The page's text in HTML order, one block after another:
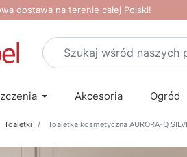
dostawa na terenie całej Polski!
Akcesoria Ogród
Toaletki Toaletka kosmetyczna AURORA-Q